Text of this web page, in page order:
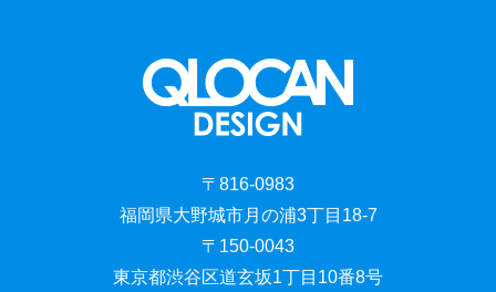
〒816-0983
福岡県大野城市月の浦3丁目18-7
〒150-0043
東京都渋谷区道玄坂1丁目10番8号